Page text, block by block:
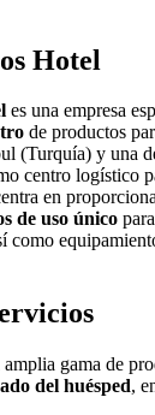
Hotel
es una empresa
de productos
(Turquía) y una
centro logístico
en
de uso único
como
gama de
del huésped,